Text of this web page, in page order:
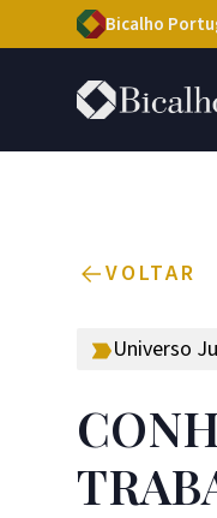
Bicalho
VOLTAR
Universo